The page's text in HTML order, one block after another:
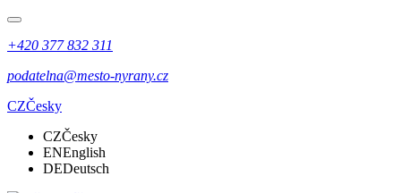
+420 377 832 311
podatelna@mesto-nyrany.cz
CZČesky
CZČesky
ENEnglish
DEDeutsch